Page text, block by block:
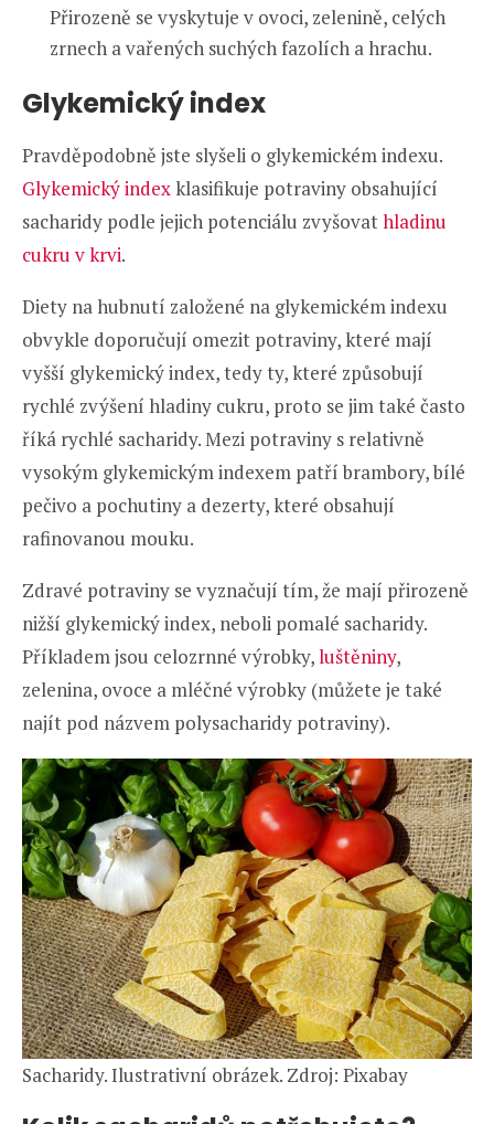
Přirozeně se vyskytuje v ovoci, zelenině, celých
zrnech a vařených suchých fazolích a hrachu.
Glykemický index
Pravděpodobně jste slyšeli o glykemickém indexu.
Glykemický indexklasifikuje potraviny obsahující
sacharidy podle jejich potenciálu zvyšovathladinu
cukru v krvi.
Diety na hubnutí založené na glykemickém indexu
obvykle doporučují omezit potraviny, které mají
vyšší glykemický index, tedy ty, které způsobují
rychlé zvýšení hladiny cukru, proto se jim také často
říká rychlé sacharidy. Mezi potraviny s relativně
vysokým glykemickým indexem patří brambory, bílé
pečivo a pochutiny a dezerty, které obsahují
rafinovanou mouku.
Zdravé potraviny se vyznačují tím, že mají přirozeně
nižší glykemický index, neboli pomalé sacharidy.
Příkladem jsou celozrnné výrobky,luštěniny,
zelenina, ovoce a mléčné výrobky (můžete je také
najít pod názvem polysacharidy potraviny).
Sacharidy. Ilustrativní obrázek. Zdroj: Pixabay